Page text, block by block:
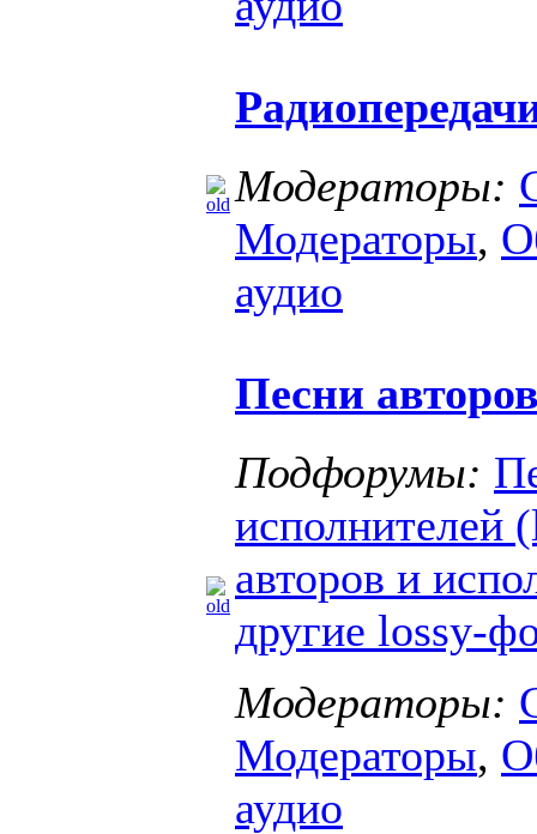
Модераторы:
Модераторы,
аудио
Песни
Подфорумы:
исполнителей
авторов и
другие lossy-
Модераторы:
Модераторы,
аудио